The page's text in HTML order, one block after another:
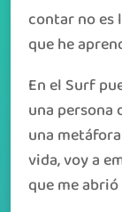
contar no es
que he
En el Surf
una persona
una
vida, voy a
que me